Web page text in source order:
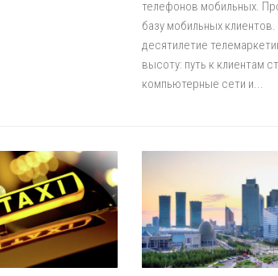
телефонов мобильных.
базу мобильных
десятилетие
высоту: путь к клиентам
компьютерные сети и...